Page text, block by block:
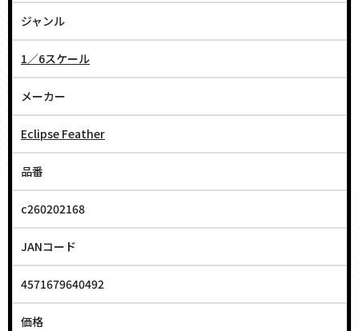
ジャンル
1／6スケール
メーカー
Eclipse Feather
品番
c260202168
JANコード
4571679640492
価格